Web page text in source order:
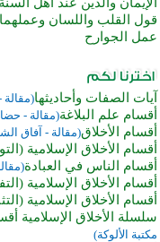
قول القلب واللسان وعملهما
عمل الجوارح
آيات الصفات وأحاديثها(مقالة
أقسام علم البلاغة(مقالة -
أقسام الأخلاق(مقالة - آفاق
أقسام الأخلاق الإسلامية
أقسام الناس في العبادة
أقسام الأخلاق الإسلامية
أقسام الأخلاق الإسلامية
سلسلة الأخلاق الإسلامية
مكتبة الألوكة)